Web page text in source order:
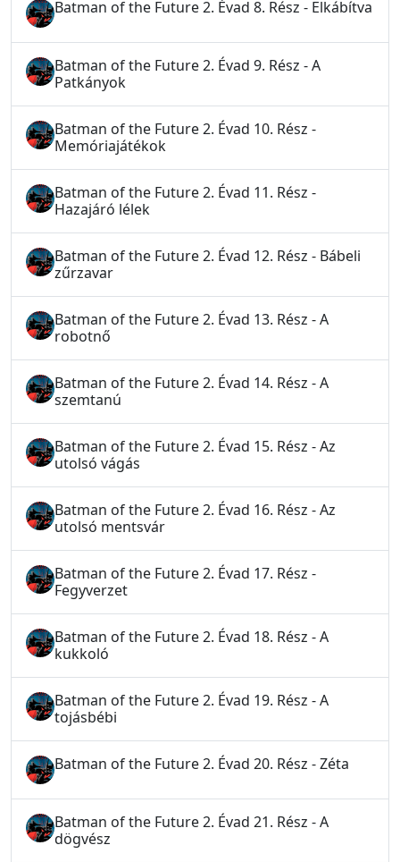
Batman of the Future 2. Évad 8. Rész - Elkábítva
Batman of the Future 2. Évad 9. Rész - A
Patkányok
Batman of the Future 2. Évad 10. Rész -
Memóriajátékok
Batman of the Future 2. Évad 11. Rész -
Hazajáró lélek
Batman of the Future 2. Évad 12. Rész - Bábeli
zűrzavar
Batman of the Future 2. Évad 13. Rész - A
robotnő
Batman of the Future 2. Évad 14. Rész - A
szemtanú
Batman of the Future 2. Évad 15. Rész - Az
utolsó vágás
Batman of the Future 2. Évad 16. Rész - Az
utolsó mentsvár
Batman of the Future 2. Évad 17. Rész -
Fegyverzet
Batman of the Future 2. Évad 18. Rész - A
kukkoló
Batman of the Future 2. Évad 19. Rész - A
tojásbébi
Batman of the Future 2. Évad 20. Rész - Zéta
Batman of the Future 2. Évad 21. Rész - A
dögvész